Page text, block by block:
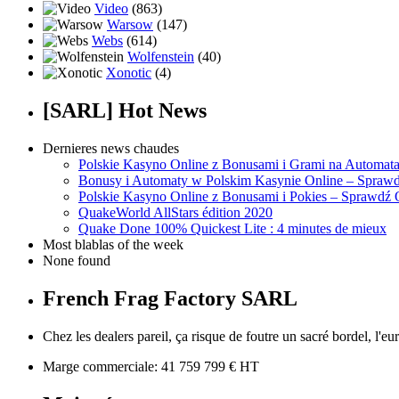
Video (863)
Warsow (147)
Webs (614)
Wolfenstein (40)
Xonotic (4)
[SARL] Hot News
Dernieres news chaudes
Polskie Kasyno Online z Bonusami i Grami na
Bonusy i Automaty w Polskim Kasynie Online –
Polskie Kasyno Online z Bonusami i Pokies – Sprawdź
QuakeWorld AllStars édition 2020
Quake Done 100% Quickest Lite : 4 minutes de mieux
Most blablas of the week
None found
French Frag Factory SARL
Chez les dealers pareil, ça risque de foutre un sacré bordel,
Marge commerciale: 41 759 799 € HT